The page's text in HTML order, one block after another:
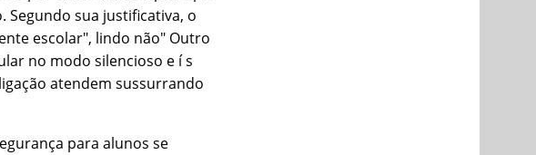
sua justificativa, o
escolar", lindo não" Outro
no modo silencioso e í s
atendem sussurrando
para alunos se